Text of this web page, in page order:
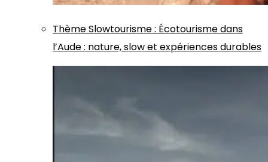
ThèmeSlowtourisme: Écotourisme dans
l’Aude : nature, slow et expériences durables